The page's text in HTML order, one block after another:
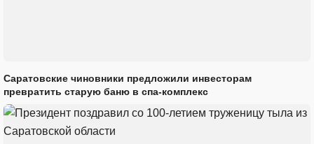
Саратовские чиновники предложили инвесторам
превратить старую баню в спа-комплекс